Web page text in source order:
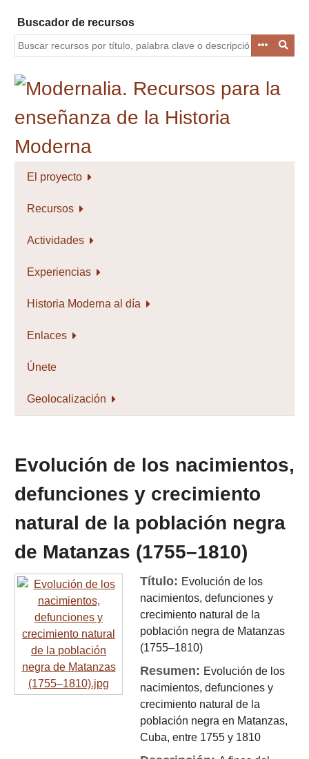
contenido
principal
Buscador de recursos
El proyecto
Recursos
Actividades
Experiencias
Historia Moderna al día
Enlaces
Únete
Geolocalización
Evolución de los nacimientos,
defunciones y crecimiento
natural de la población negra
de Matanzas (1755–1810)
Título: Evolución de los
nacimientos, defunciones y
crecimiento natural de la
población negra de Matanzas
(1755–1810)
Resumen: Evolución de los
nacimientos, defunciones y
crecimiento natural de la
población negra en Matanzas,
Cuba, entre 1755 y 1810